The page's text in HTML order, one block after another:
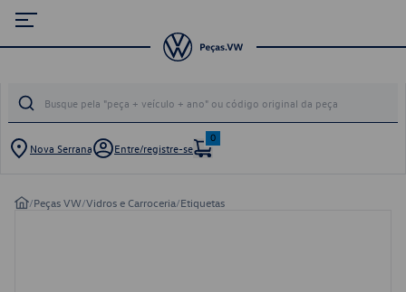
Nova Serrana Entre/registre-se
0
/Peças VW/Vidros e Carroceria/Etiquetas